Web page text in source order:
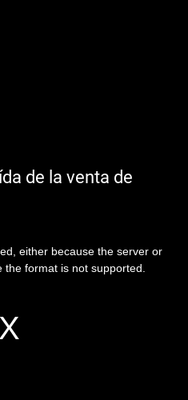
de la venta de
either because the server or
format is not supported.